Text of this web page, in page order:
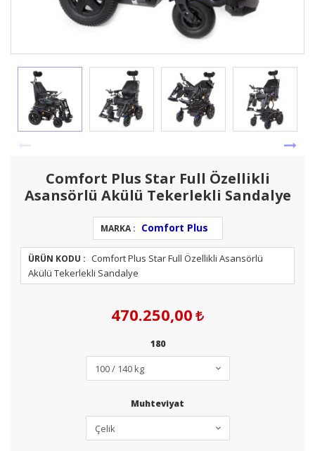
Comfort Plus Star Full Özellikli
Asansörlü Akülü Tekerlekli Sandalye
MARKA : Comfort Plus
ÜRÜN KODU : Comfort Plus Star Full Özellikli Asansörlü
Akülü Tekerlekli Sandalye
470.250,00
180
Muhteviyat